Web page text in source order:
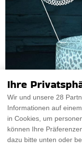
Illusion
Die neue Illusion
Ihre
Wir und unsere 28
Informationen auf
in Cookies, um
können Ihre
dazu bitte unten oder